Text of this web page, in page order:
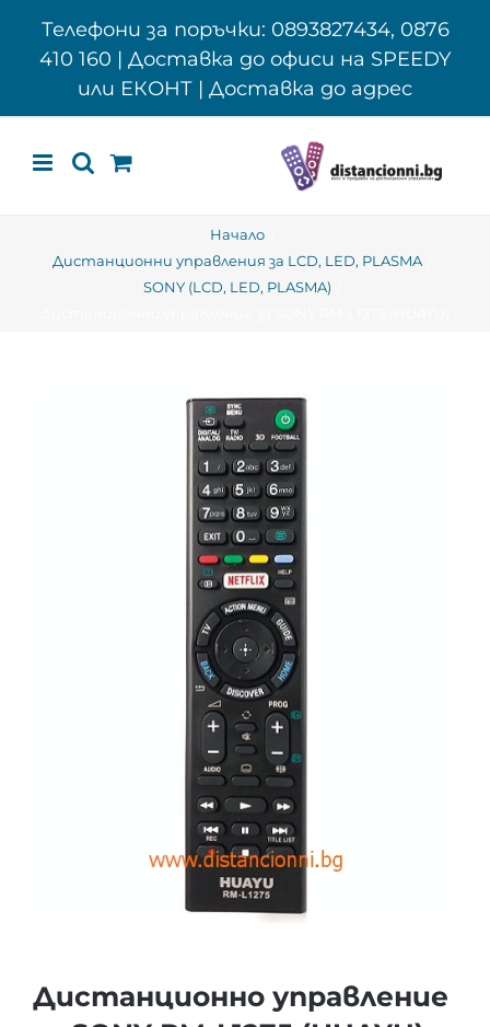
Телефони за поръчки: 0893827434, 0876
410 160 | Доставка до офиси на SPEEDY
или ЕКОНТ | Доставка до адрес
Начало
Дистанционни управления за LCD, LED, PLASMA
SONY (LCD, LED, PLASMA)
Дистанционно управление